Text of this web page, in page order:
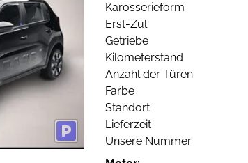
Karosserieform
Erst-Zul.
Getriebe
Kilometerstand
Anzahl der Türen
Farbe
Standort
Lieferzeit
Unsere Nummer